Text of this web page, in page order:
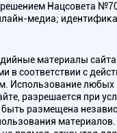
Нацсовета
медиа;
материалы
в соответствии с
Использование любых
разрешается при
размещена